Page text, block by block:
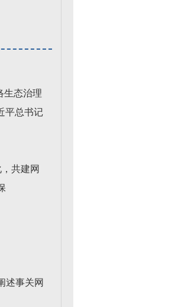
生态治理
平总书记
共建网
述事关网